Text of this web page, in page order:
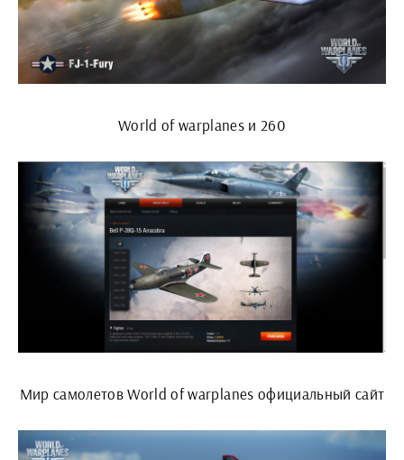
World of warplanes и 260
Мир самолетов World of warplanes официальный сайт